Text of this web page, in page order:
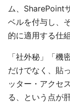
ム、SharePoint
ベルを付与し、
的に適用する仕
「社外秘」「機
だけでなく、貼
ッター・アクセ
る、という点が